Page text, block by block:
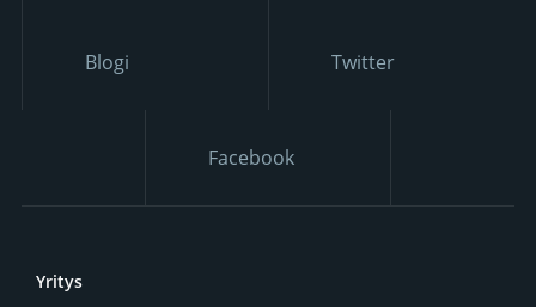
Blogi Twitter
Facebook
Yritys